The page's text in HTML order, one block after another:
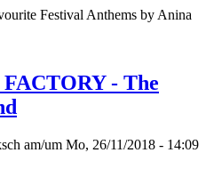
Festival Anthems by Anina
- The
am/um Mo, 26/11/2018 - 14:09